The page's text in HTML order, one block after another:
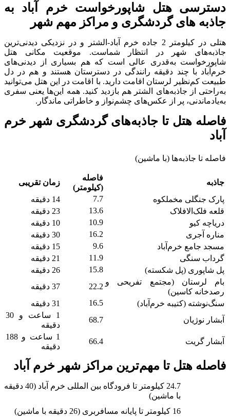
دسترسی هتل شاپورخواست خرم آباد به
جاذبه های گردشگری و مراکز مهم شهر
هتلی در کیلومتر 2 جاده خرم آباد-الشتر و در نزدیکی دیدنی‌ترین‌
جاذبه‌های شهر در انتظار شماست. موقعیت مکانی هتل
شاپورخواست به‌قدری عالی است که هم بسیاری از دیدنی‌های
خرم‌آباد با چند دقیقه رانندگی در دسترستان هستند و هم در دل
طبیعت کم‌نظیر لرستان اقامت دارید. با اقامت در این هتل می‌توانید
به‌راحتی از جاذبه‌های الشتر هم بازدید کنید. همه‌ این‌ها یعنی سفری
به‌یادماندنی، پر از عکس‌های چشم‌نواز و خاطراتی ماندگار.
فاصله هتل تا جاذبه‌های گردشگری شهر خرم
آباد
فاصله تا جاذبه‌ها (با ماشین)
جاذبه
فاصله
(کیلومتر)
زمان تقریبی
پارک جنگلی مخملکوه
7.7
14 دقیقه
قلعه فلک‌الافلاک
13.6
23 دقیقه
دریاچه کیو
10.9
10 دقیقه
مناره آجری
16.2
30 دقیقه
مسجد جامع خرم‌آباد
9.6
15 دقیقه
گرداب سنگی
11.9
21 دقیقه
پل شاپوری (پل شکسته)
15.8
26 دقیقه
بام لرستان (مجتمع تفریحی و
رصدخانه کاسین)
22.2
37 دقیقه
سنگ‌نوشته (کتیبه خرم‌آباد)
16.5
31 دقیقه
آبشار نوژیان
68.7
1 ساعت و 30
دقیقه
آبشار گریت
66.4
1 ساعت و 188
دقیقه
فاصله هتل تا مهم‌ترین مراکز شهر خرم آباد
24.7 کیلومتر تا فرودگاه بین المللی خرم آباد (40 دقیقه
با ماشین)
16 کیلومتر تا پایانه مسافربری (26 دقیقه با ماشین)